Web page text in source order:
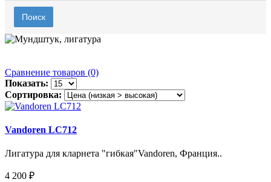
Поиск
Сравнение товаров (0)
Показать:
Сортировка:
Vandoren LC712
Лигатура для кларнета "гибкая"Vandoren, Франция..
4 200 ₽